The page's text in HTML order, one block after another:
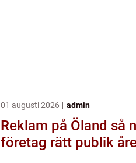
01 augusti 2026 admin
Reklam på Öland så når lokala
företag rätt publik